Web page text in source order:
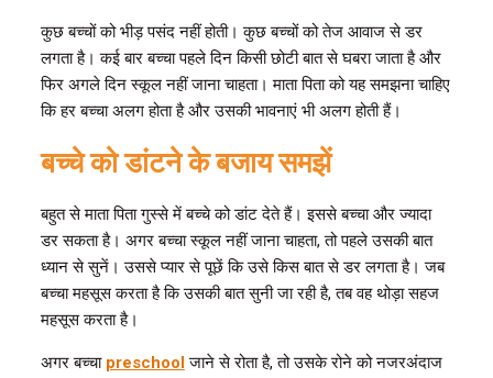
कुछ बच्चों को भीड़ पसंद नहीं होती। कुछ बच्चों को तेज आवाज से डर
लगता है। कई बार बच्चा पहले दिन किसी छोटी बात से घबरा जाता है और
फिर अगले दिन स्कूल नहीं जाना चाहता। माता पिता को यह समझना चाहिए
कि हर बच्चा अलग होता है और उसकी भावनाएं भी अलग होती हैं।
बच्चे को डांटने के बजाय समझें
बहुत से माता पिता गुस्से में बच्चे को डांट देते हैं। इससे बच्चा और ज्यादा
डर सकता है। अगर बच्चा स्कूल नहीं जाना चाहता, तो पहले उसकी बात
ध्यान से सुनें। उससे प्यार से पूछें कि उसे किस बात से डर लगता है। जब
बच्चा महसूस करता है कि उसकी बात सुनी जा रही है, तब वह थोड़ा सहज
महसूस करता है।
अगर बच्चा preschoolजाने से रोता है, तो उसके रोने को नजरअंदाज